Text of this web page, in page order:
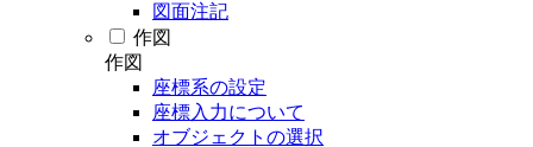
図面注記
作図
作図
座標系の設定
座標入力について
オブジェクトの選択